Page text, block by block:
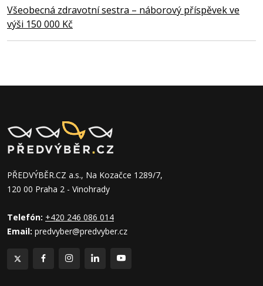
Všeobecná zdravotní sestra – náborový příspěvek ve
výši 150 000 Kč
PŘEDVÝBĚR.CZ a.s., Na Kozačce 1289/7,
120 00 Praha 2 - Vinohrady
Telefón: +420 246 086 014
Email: predvyber@predvyber.cz